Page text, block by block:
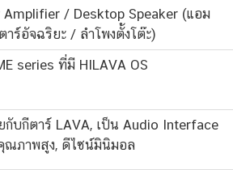
Amplifier / Desktop Speaker (แอม
าร์อัจฉริยะ / ลำโพงตั้งโต๊ะ)
series ที่มี HILAVA OS
กับกีตาร์ LAVA, เป็น Audio Interface
ณภาพสูง, ดีไซน์มินิมอล